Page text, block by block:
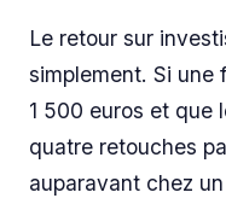
Le retour sur
simplement. Si une
1 500 euros et que
quatre retouches
auparavant chez